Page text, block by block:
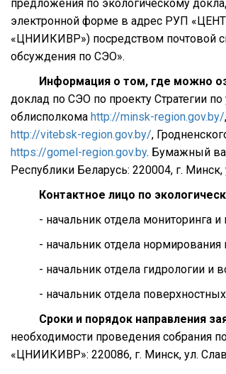
предложения по экологическому
электронной форме в адрес РУП
«ЦНИИКИВР») посредством почтовой
обсуждения по СЭО».
Информация о том, где можно
доклад по СЭО по проекту Стратегии
облисполкома http://minsk-region.gov.by/
http://vitebsk-region.gov.by/,
https://gomel-region.gov.by. Бумажный
Республики Беларусь: 220004, г.
Контактное лицо по
- начальник отдела мониторинга
- начальник отдела
- начальник отдела гидрологии и
- начальник отдела
Сроки и порядок направления
необходимости проведения собрания
«ЦНИИКИВР»: 220086, г. Минск, ул.